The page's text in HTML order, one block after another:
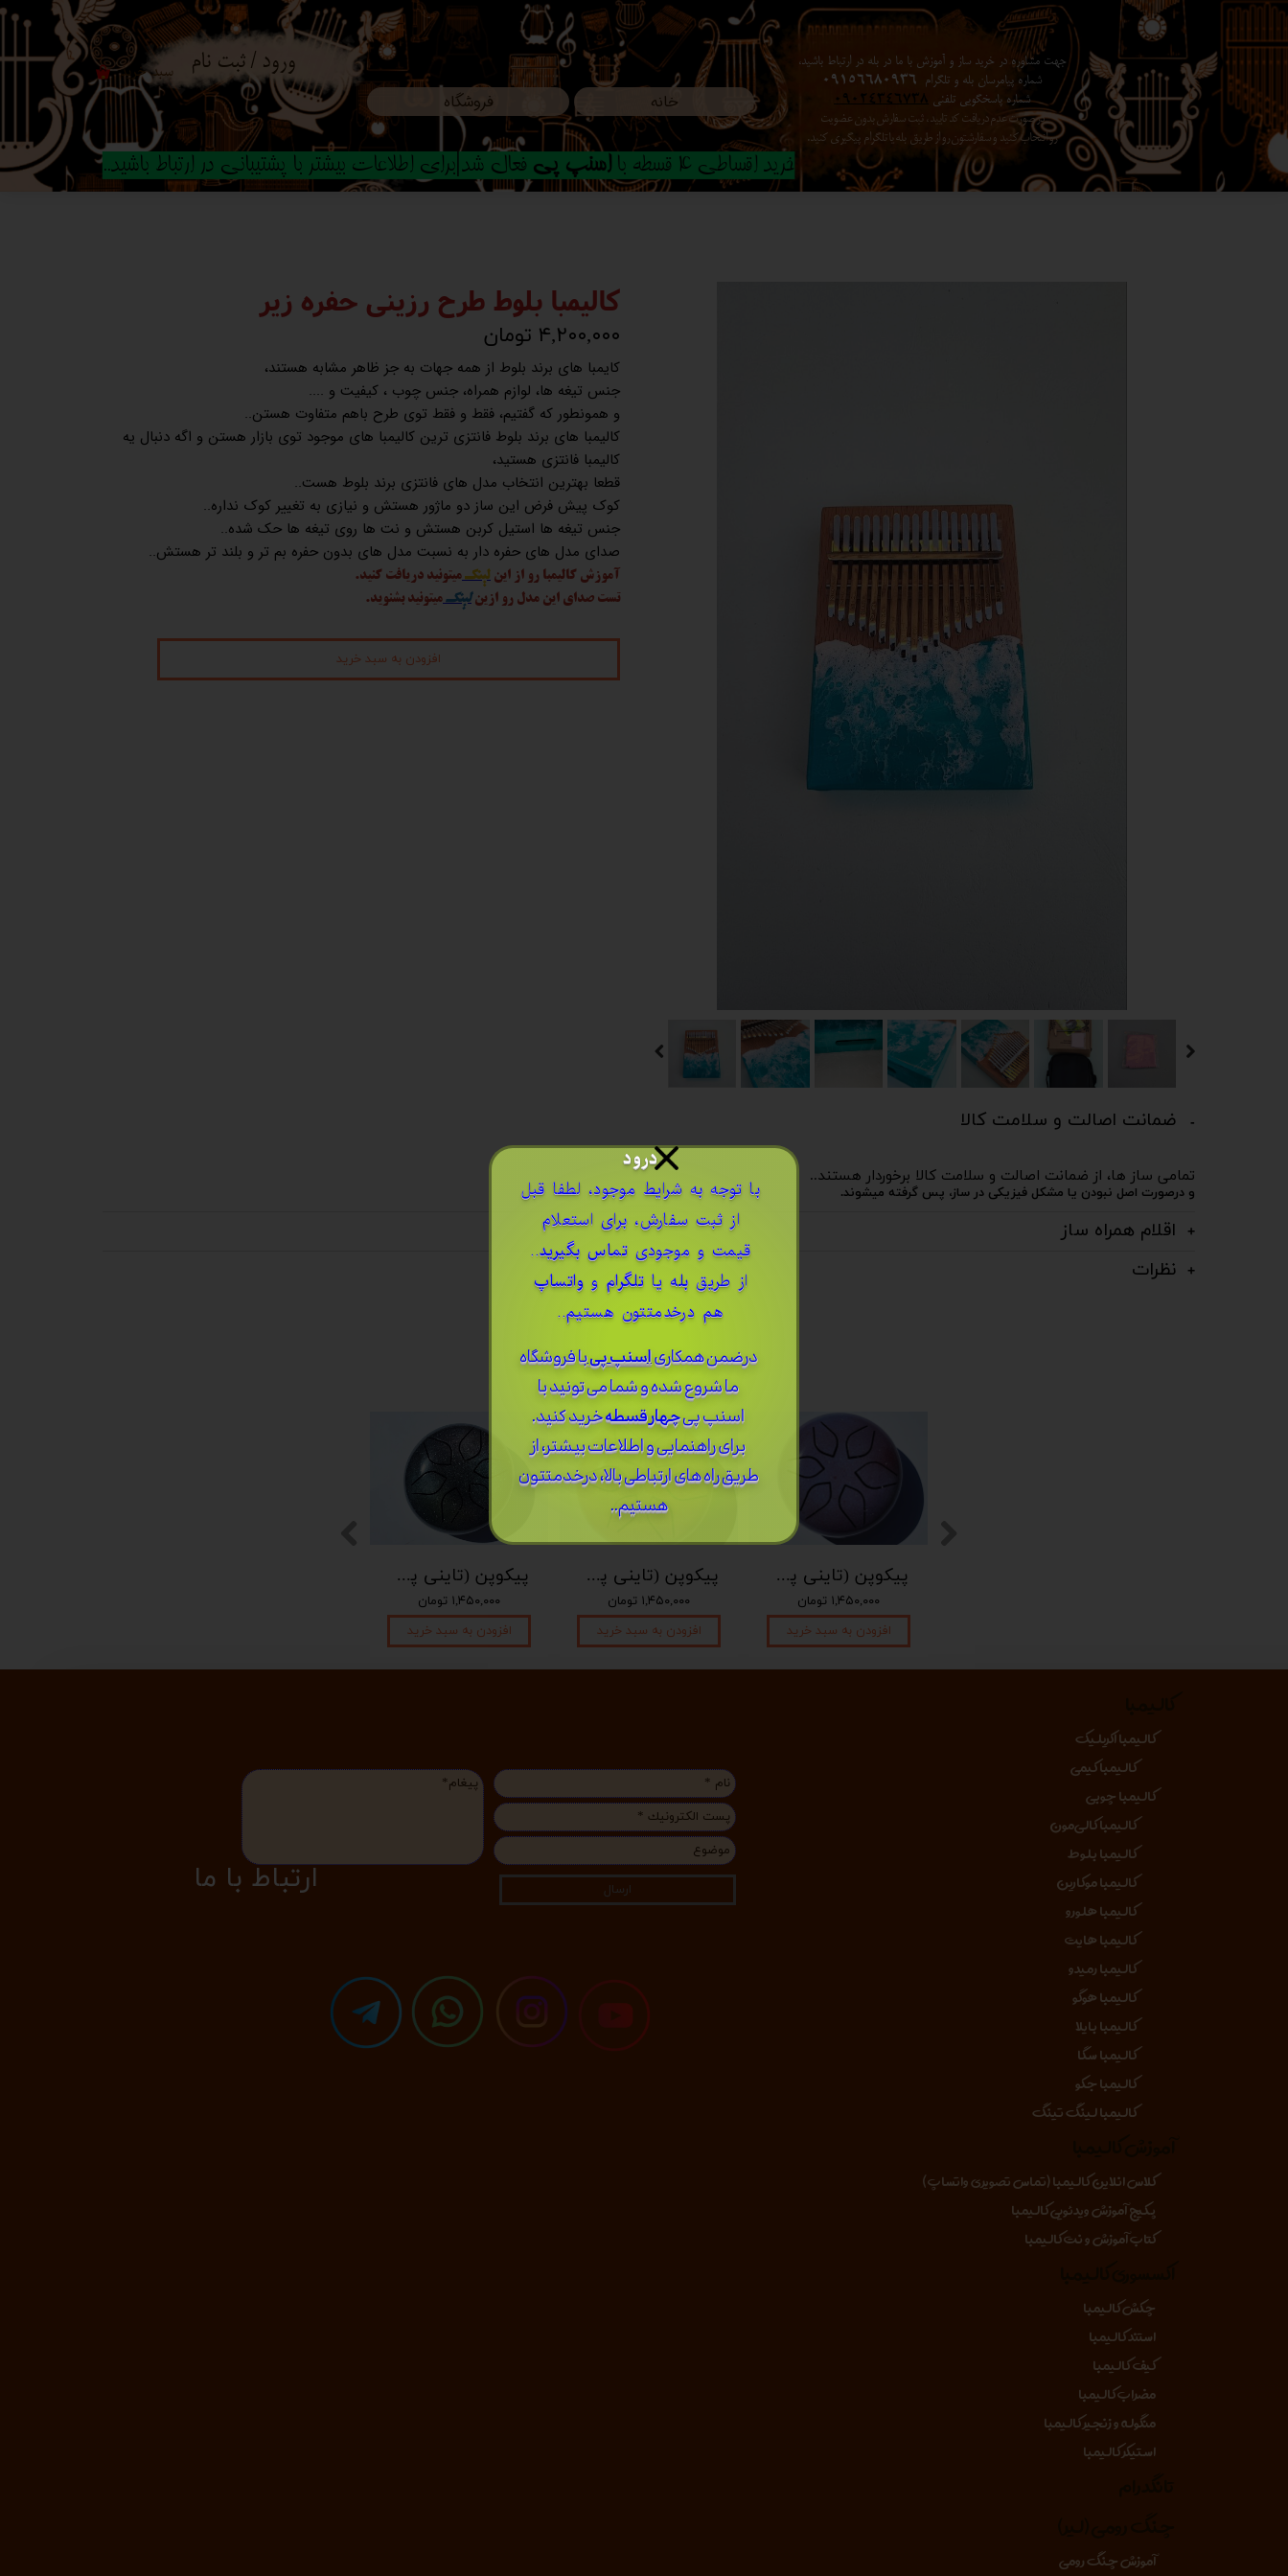
خانه فروشگاه
جهت مشاوره در خرید ساز و آموزش با ما در بله در ارتباط باشید،
شماره پیامرسان بله و تلگرام 09156680936
شماره پاسخگویی تلفنی 09024346738
در صورت عدم دریافت کد تایید ، ثبت سفارش بدون عضویت
رو انتخاب کنید ​​​​​​​ و سفارشتون رو از طریق بله یا تلگرام پیگیری کنید.
۰ سبد خرید ورود / ثبت نام
حساب کاربری من
تغییر گذر واژه
خرید اقساطی 4 قسطه با اسنپ پی فعال شد|برای اطلاعات بیشتر با پشتیبانی در ارتباط باشید..
کالیمبا بلوط طرح رزینی حفره زیر
۴,۲۰۰,۰۰۰ تومان
کایمبا های برند بلوط از همه جهات به جز ظاهر مشابه هستند،
جنس تیغه ها، لوازم همراه، جنس چوب ، کیفیت و ....
و همونطور که گفتیم، فقط و فقط توی طرح باهم متفاوت هستن..
کالیمبا های برند بلوط فانتزی ترین کالیمبا های موجود توی بازار هستن و اگه دنبال یه
کالیمبا فانتزی هستید،
قطعا بهترین انتخاب مدل های فانتزی برند بلوط هست..
کوک پیش فرض این ساز دو ماژور هستش و نیازی به تغییر کوک نداره..
جنس تیغه ها استیل کربن هستش و نت ها روی تیغه ها حک شده..
صدای مدل های حفره دار به نسبت مدل های بدون حفره بم تر و بلند تر هستش..
آموزش کالیمبا رو از این لینک میتونید دریافت کنید.
تست صدای این مدل رو ازینلینک میتونید بشنوید.
افزودن به سبد خرید
ضمانت اصالت و سلامت کالا
تمامی ساز ها، از ضمانت اصالت و سلامت کالا برخوردار هستند..
و درصورت اصل نبودن یا مشکل فیزیکی در ساز، پس گرفته میشوند.
اقلام همراه ساز
نظرات
پیکوپن (تاینی پن) 6 نت برند دلکو
۱,۴۵۰,۰۰۰ تومان
افزودن به سبد خرید
پیکوپن (تاینی پن) 6 نت برند دلکو
۱,۴۵۰,۰۰۰ تومان
افزودن به سبد خرید
پیکوپن (تاینی پن) 6 نت برند دلکو
۱,۴۵۰,۰۰۰ تومان
افزودن به سبد خرید
​​​ارتباط با ما ارسال
کالیمبا اکریلیک
کالیمبا کیمی
کالیمبا چوبی
کالیمبا کالی‌مون
کالیمبا بلوط
کالیمبا موکارین
کالیمبا هلورو
کالیمبا هایت
کالیمبا رمیدو
کالیمبا هوگو
کالیمبا بایلا
کالیمبا سگا
کالیمبا جکو
کالیمبا لینگ تینگ
کلاس انلاین کالیمبا (تماس تصویری واتساپ)
پکیج آموزش ویدئویی کالیمبا
کتاب آموزش و نت کالیمبا
چکش کالیمبا
استند کالیمبا
کیف کالیمبا
مضراب کالیمبا
منگوله و زنجیر کالیمبا
استیکر کالیمبا
آموزش چنگ رومی
درود
​با توجه به شرایط موجود، لطفا قبل
از ثبت سفارش، برای استعلام
قیمت و موجودیتماس بگیرید..
از طریق بله یا تلگرام وواتساپ
هم درخدمتتون هستیم..
درضمن ​همکاریاسنپ پیبا فروشگاه
ما شروع شده و شما می تونید با
اسنپ پیچهار قسطهخرید کنید.
برای راهنمایی و اطلاعات بیشتر، از
طریق راه های ارتباطی بالا، درخدمتتون
هستیم..